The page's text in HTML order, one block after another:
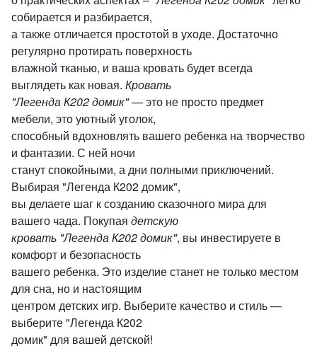
собирается и разбирается,
а также отличается простотой в уходе. Достаточно
регулярно протирать поверхность
влажной тканью, и ваша кровать будет всегда
выглядеть как новая. Кровать
"Легенда К202 домик"— это не просто предмет
мебели, это уютный уголок,
способный вдохновлять вашего ребенка на творчество
и фантазии. С ней ночи
станут спокойными, а дни полными приключений.
Выбирая "Легенда К202 домик",
вы делаете шаг к созданию сказочного мира для
вашего чада. Покупая детскую
кровать "Легенда К202 домик", вы инвестируете в
комфорт и безопасность
вашего ребенка. Это изделие станет не только местом
для сна, но и настоящим
центром детских игр. Выберите качество и стиль —
выберите "Легенда К202
домик" для вашей детской!